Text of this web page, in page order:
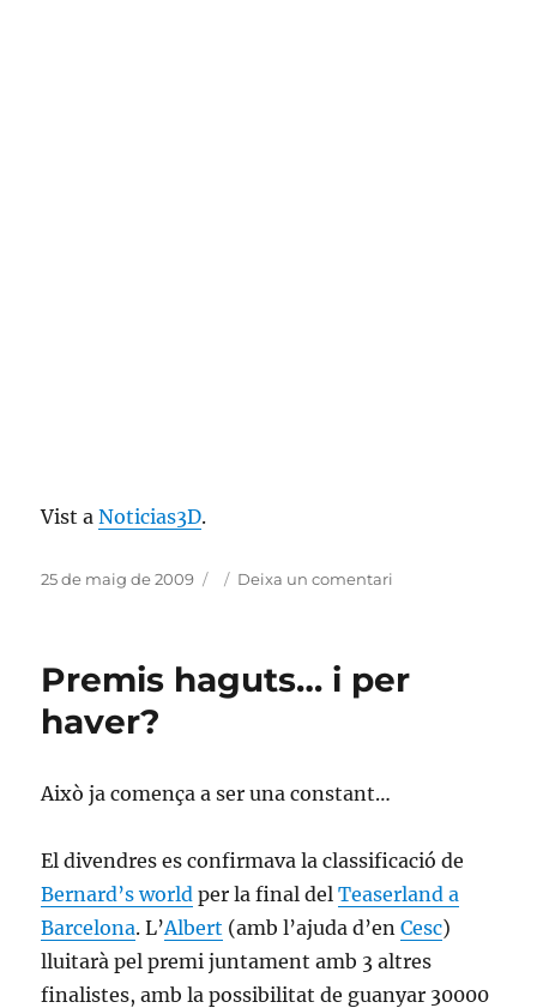
Vist aNoticias3D.
Publicat
25 de maig de 2009 Categories
Deixa un comentari
més
Premis haguts… i per
haver?
Això ja comença a ser una constant…
El divendres es confirmava la classificació de
Bernard’s world per la final delTeaserland a
Barcelona. L’Albert (amb l’ajuda d’enCesc)
lluitarà pel premi juntament amb 3 altres
finalistes, amb la possibilitat de guanyar 30000